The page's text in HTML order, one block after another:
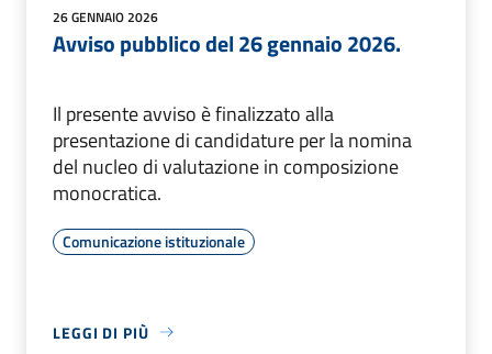
26 GENNAIO 2026
Avviso pubblico del 26 gennaio 2026.
Il presente avviso è finalizzato alla
presentazione di candidature per la nomina
del nucleo di valutazione in composizione
monocratica.
Comunicazione istituzionale
LEGGI DI PIÙ